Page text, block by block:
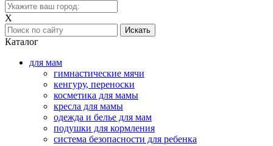
X
Каталог
для мам
гимнастические мячи
кенгуру, переноски
косметика для мамы
кресла для мамы
одежда и белье для мам
подушки для кормления
система безопасности для ребенка